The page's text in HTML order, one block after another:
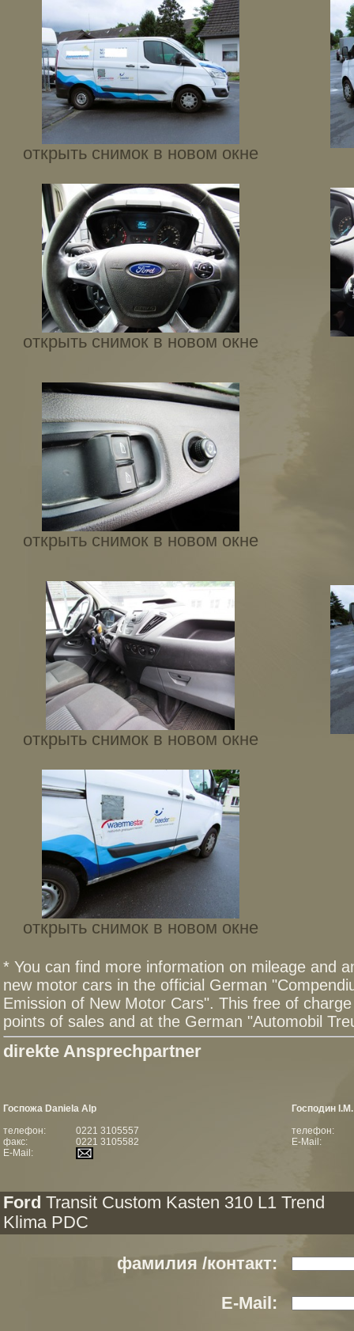
открыть снимок в новом окне
открыть снимок в новом окне
открыть снимок в новом окне
открыть снимок в новом окне
открыть снимок в новом окне
* You can find more information on mileage and
new motor cars in the official German
Emission of New Motor Cars". This free of
points of sales and at the German "Automobil
direkte Ansprechpartner
Госпожа Daniela Alp
Господин
телефон:
факс:
E-Mail:
0221 3105557
0221 3105582
телефон:
E-Mail:
Ford Transit Custom Kasten 310 L1 Trend
Klima PDC
фамилия /контакт:
E-Mail: